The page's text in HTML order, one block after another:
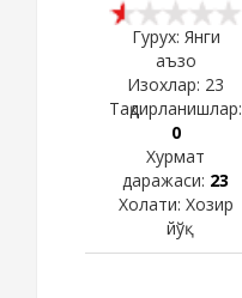
Гурух: Янги
аъзо
Изохлар: 23
Тақдирланишлар:
0
Хурмат
даражаси: 23
Холати: Хозир
йўқ